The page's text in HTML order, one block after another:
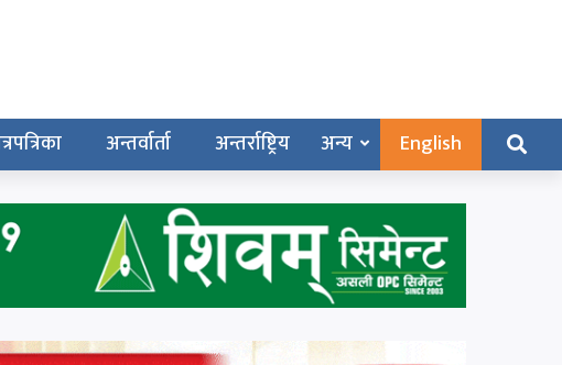
अन्तर्वार्ता अन्तर्राष्ट्रिय अन्य English